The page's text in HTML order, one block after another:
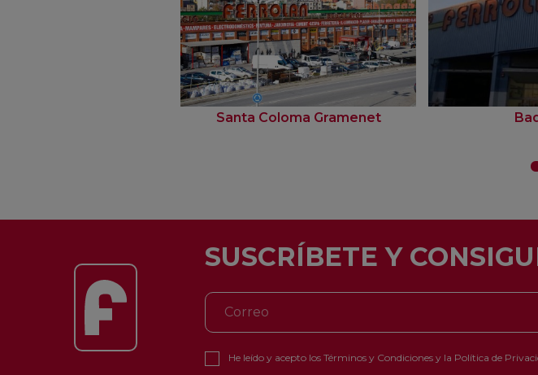
Santa Coloma Gramenet
SUSCRÍBETE Y
He leído y acepto los Términos y Condicionesy la Política de